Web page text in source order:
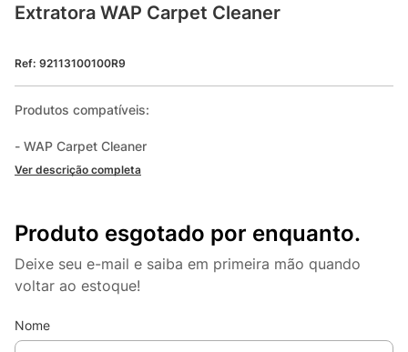
Extratora WAP Carpet Cleaner
Ref: 92113100100R9
Produtos compatíveis:
- WAP Carpet Cleaner
Ver descrição completa
Produto esgotado por enquanto.
Deixe seu e-mail e saiba em primeira mão quando
voltar ao estoque!
Nome